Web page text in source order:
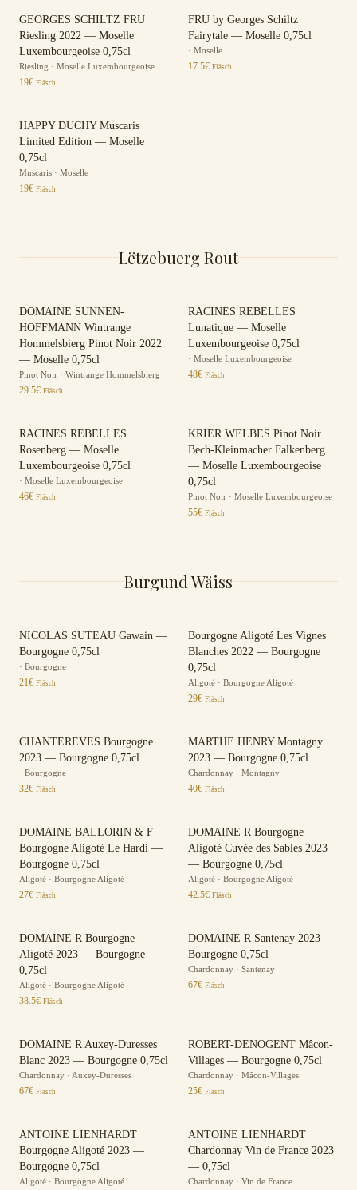
GEORGES SCHILTZ FRU
Riesling 2022 — Moselle
Luxembourgeoise 0,75cl
Riesling · Moselle Luxembourgeoise
19€ Fläsch
FRU by Georges Schiltz
Fairytale — Moselle 0,75cl
· Moselle
17.5€ Fläsch
HAPPY DUCHY Muscaris
Limited Edition — Moselle
0,75cl
Muscaris · Moselle
19€ Fläsch
Lëtzebuerg Rout
DOMAINE SUNNEN-
HOFFMANN Wintrange
Hommelsbierg Pinot Noir 2022
— Moselle 0,75cl
Pinot Noir · Wintrange Hommelsbierg
29.5€ Fläsch
RACINES REBELLES
Lunatique — Moselle
Luxembourgeoise 0,75cl
· Moselle Luxembourgeoise
48€ Fläsch
RACINES REBELLES
Rosenberg — Moselle
Luxembourgeoise 0,75cl
· Moselle Luxembourgeoise
46€ Fläsch
KRIER WELBES Pinot Noir
Bech-Kleinmacher Falkenberg
— Moselle Luxembourgeoise
0,75cl
Pinot Noir · Moselle Luxembourgeoise
55€ Fläsch
Burgund Wäiss
NICOLAS SUTEAU Gawain —
Bourgogne 0,75cl
· Bourgogne
21€ Fläsch
Bourgogne Aligoté Les Vignes
Blanches 2022 — Bourgogne
0,75cl
Aligoté · Bourgogne Aligoté
29€ Fläsch
CHANTEREVES Bourgogne
2023 — Bourgogne 0,75cl
· Bourgogne
32€ Fläsch
MARTHE HENRY Montagny
2023 — Bourgogne 0,75cl
Chardonnay · Montagny
40€ Fläsch
DOMAINE BALLORIN & F
Bourgogne Aligoté Le Hardi —
Bourgogne 0,75cl
Aligoté · Bourgogne Aligoté
27€ Fläsch
DOMAINE R Bourgogne
Aligoté Cuvée des Sables 2023
— Bourgogne 0,75cl
Aligoté · Bourgogne Aligoté
42.5€ Fläsch
DOMAINE R Bourgogne
Aligoté 2023 — Bourgogne
0,75cl
Aligoté · Bourgogne Aligoté
38.5€ Fläsch
DOMAINE R Santenay 2023 —
Bourgogne 0,75cl
Chardonnay · Santenay
67€ Fläsch
DOMAINE R Auxey-Duresses
Blanc 2023 — Bourgogne 0,75cl
Chardonnay · Auxey-Duresses
67€ Fläsch
ROBERT-DENOGENT Mâcon-
Villages — Bourgogne 0,75cl
Chardonnay · Mâcon-Villages
25€ Fläsch
ANTOINE LIENHARDT
Bourgogne Aligoté 2023 —
Bourgogne 0,75cl
Aligoté · Bourgogne Aligoté
ANTOINE LIENHARDT
Chardonnay Vin de France 2023
— 0,75cl
Chardonnay · Vin de France